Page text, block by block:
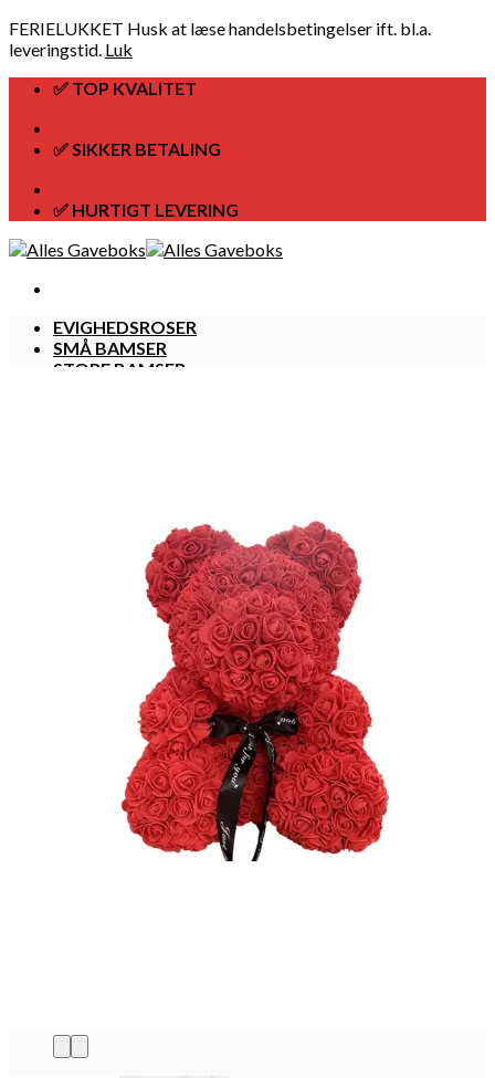
FERIELUKKET Husk at læse handelsbetingelser ift. bl.a.
leveringstid. Luk
Skip
content
✅ TOP KVALITET
✅ SIKKER BETALING
✅ HURTIGT LEVERING
EVIGHEDSROSER
SMÅ BAMSER
STORE BAMSER
Ingen varer i kurven.